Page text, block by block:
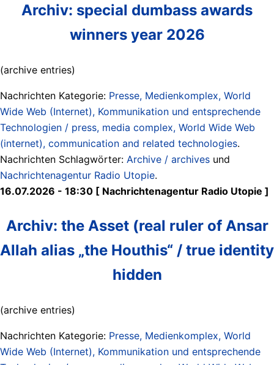
Archiv: special dumbass awards
winners year 2026
(archive entries)
Nachrichten Kategorie: Presse, Medienkomplex, World
Wide Web (Internet), Kommunikation und entsprechende
Technologien / press, media complex, World Wide Web
(internet), communication and related technologies.
Nachrichten Schlagwörter: Archive / archives und
Nachrichtenagentur Radio Utopie.
16.07.2026 - 18:30 [ Nachrichtenagentur Radio Utopie ]
Archiv: the Asset (real ruler of Ansar
Allah alias „the Houthis“ / true identity
hidden
(archive entries)
Nachrichten Kategorie: Presse, Medienkomplex, World
Wide Web (Internet), Kommunikation und entsprechende